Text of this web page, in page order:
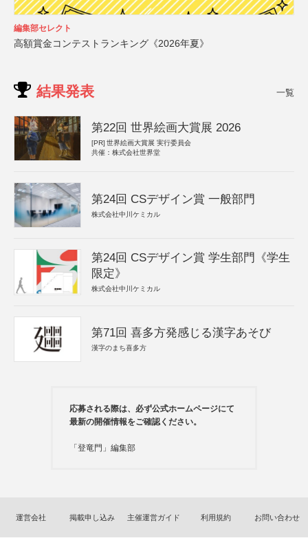
編集部セレクト
高額賞金コンテストランキング《2026年夏》
結果発表 一覧
第22回 世界絵画大賞展 2026
[PR] 世界絵画大賞展 実行委員会
共催：株式会社世界堂
第24回 CSデザイン賞 一般部門
株式会社中川ケミカル
第24回 CSデザイン賞 学生部門《学生
限定》
株式会社中川ケミカル
第71回 喜多方発感じる漢字あそび
漢字のまち喜多方
応募される際は、必ず公式ホームページにて
最新の開催情報をご確認ください。
「登竜門」編集部
運営会社 掲載申し込み 主催運営ガイド 利用規約 お問い合わせ